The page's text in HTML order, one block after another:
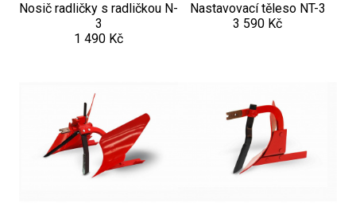
Nosič radličky s radličkou N-
3
1 490 Kč
Nastavovací těleso NT-3
3 590 Kč